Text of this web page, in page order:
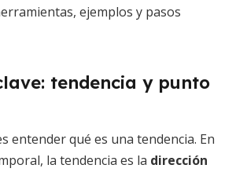
ejemplos y pasos
tendencia y punto
entender qué es una tendencia. En
la tendencia es la dirección